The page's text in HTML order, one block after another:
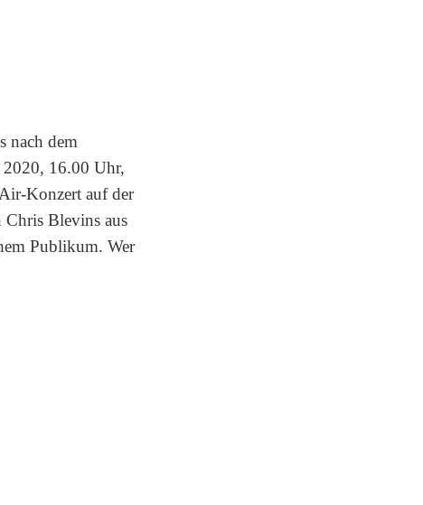
nach dem
2020, 16.00 Uhr,
Konzert auf der
Chris Blevins aus
Publikum. Wer